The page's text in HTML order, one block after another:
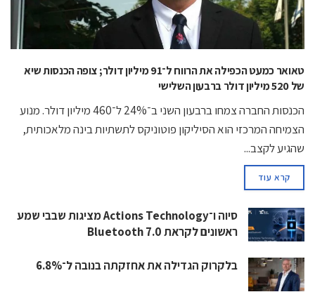
טאואר כמעט הכפילה את הרווח ל־91 מיליון דולר; צופה הכנסות שיא
של 520 מיליון דולר ברבעון השלישי
הכנסות החברה צמחו ברבעון השני ב־24% ל־460 מיליון דולר. מנוע
הצמיחה המרכזי הוא הסיליקון פוטוניקס לתשתיות בינה מלאכותית,
שהגיע לקצב...
קרא עוד
סיוה ו־Actions Technology מציגות שבבי שמע
ראשונים לקראת Bluetooth 7.0
בלקרוק הגדילה את אחזקתה בנובה ל־6.8%